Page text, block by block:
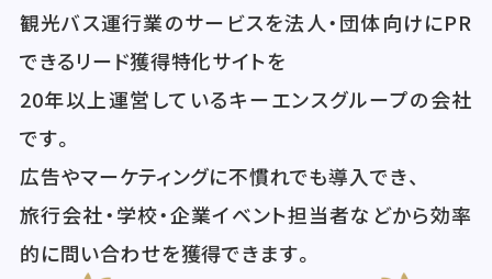
観光バス運行業のサービスを法人・団体向けにPR
できるリード獲得特化サイトを
20年以上運営しているキーエンスグループの会社
です。
広告やマーケティングに不慣れでも導入でき、
旅行会社・学校・企業イベント担当者などから効率
的に問い合わせを獲得できます。